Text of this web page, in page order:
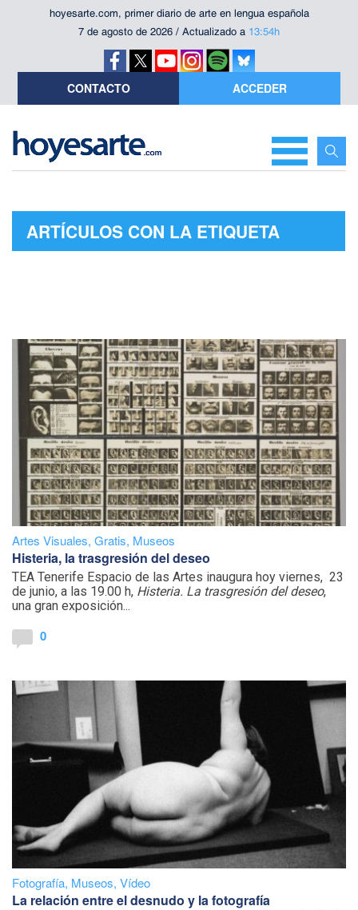
hoyesarte.com, primer diario de arte en lengua española
7 de agosto de 2026 / Actualizado a 13:54h
CONTACTO ACCEDER
ARTÍCULOS CON LA ETIQUETA
Artes Visuales, Gratis, Museos
Histeria, la trasgresión del deseo
TEA Tenerife Espacio de las Artes inaugura hoy viernes, 23
de junio, a las 19.00 h, Histeria. La trasgresión del deseo,
una gran exposición...
0
Fotografía, Museos, Vídeo
La relación entre el desnudo y la fotografía